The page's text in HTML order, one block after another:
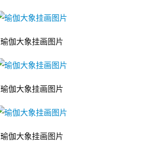
瑜伽大象挂画图片
瑜伽大象挂画图片
瑜伽大象挂画图片